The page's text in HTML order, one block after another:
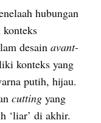
hubungan
desain avant-
konteks yang
putih, hijau.
cutting
‘liar’ di akhir.